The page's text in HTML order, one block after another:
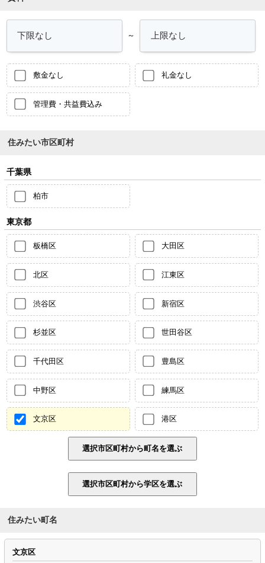
～
敷金なし 礼金なし
管理費・共益費込み
住みたい市区町村
千葉県
柏市
東京都
板橋区 大田区
北区 江東区
渋谷区 新宿区
杉並区 世田谷区
千代田区 豊島区
中野区 練馬区
文京区 港区
住みたい町名
文京区